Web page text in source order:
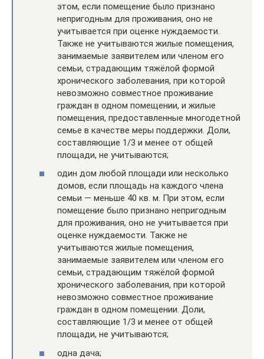
этом, если помещение было признано
непригодным для проживания, оно не
учитывается при оценке нуждаемости.
Также не учитываются жилые помещения,
занимаемые заявителем или членом его
семьи, страдающим тяжёлой формой
хронического заболевания, при которой
невозможно совместное проживание
граждан в одном помещении, и жилые
помещения, предоставленные многодетной
семье в качестве меры поддержки. Доли,
составляющие 1/3 и менее от общей
площади, не учитываются;
один дом любой площади или несколько
домов, если площадь на каждого члена
семьи — меньше 40 кв. м. При этом, если
помещение было признано непригодным
для проживания, оно не учитывается при
оценке нуждаемости. Также не
учитываются жилые помещения,
занимаемые заявителем или членом его
семьи, страдающим тяжёлой формой
хронического заболевания, при которой
невозможно совместное проживание
граждан в одном помещении. Доли,
составляющие 1/3 и менее от общей
площади, не учитываются;
одна дача;